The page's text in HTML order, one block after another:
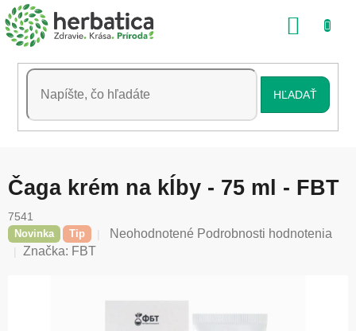
Prejsť
na
obsah
HĽADAŤ
Čaga krém na kĺby - 75 ml - FBT
7541
Novinka Tip
Priemerné
0,0
Neohodnotené Podrobnosti hodnotenia
Značka: FBT